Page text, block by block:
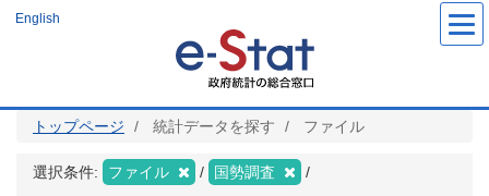
ツ
English
トップページ 統計データを探す ファイル
選択条件: ファイル 国勢調査